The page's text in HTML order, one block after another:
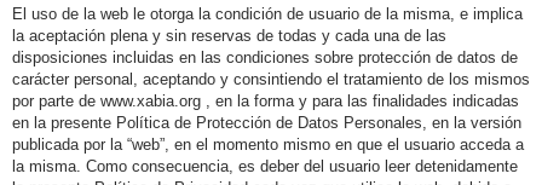
El uso de la web le otorga la condición de usuario de la misma, e implica
la aceptación plena y sin reservas de todas y cada una de las
disposiciones incluidas en las condiciones sobre protección de datos de
carácter personal, aceptando y consintiendo el tratamiento de los mismos
por parte de www.xabia.org , en la forma y para las finalidades indicadas
en la presente Política de Protección de Datos Personales, en la versión
publicada por la “web”, en el momento mismo en que el usuario acceda a
la misma. Como consecuencia, es deber del usuario leer detenidamente